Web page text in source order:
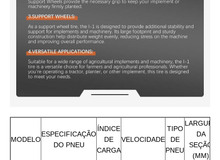
MODELO
ESPECIFICAÇÃO
DO PNEU
ÍNDICE
DE
CARGA
VELOCIDADE
TIPO
DE
PNEU
LARGURA
DA
SEÇÃO
(MM)